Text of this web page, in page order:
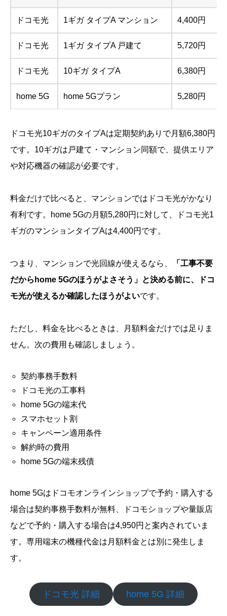
ドコモ光 1ギガ タイプA マンション 4,400円
ドコモ光 1ギガ タイプA 戸建て 5,720円
ドコモ光 10ギガ タイプA 6,380円
home 5G home 5Gプラン 5,280円
ドコモ光10ギガのタイプAは定期契約ありで月額6,380円
です。10ギガは戸建て・マンション同額で、提供エリア
や対応機器の確認が必要です。
料金だけで比べると、マンションではドコモ光がかなり
有利です。home 5Gの月額5,280円に対して、ドコモ光1
ギガのマンションタイプAは4,400円です。
つまり、マンションで光回線が使えるなら、
「工事不要
だからhome 5Gのほうがよさそう」と決める前に、ドコ
モ光が使えるか確認したほうがよいです。
ただし、料金を比べるときは、月額料金だけでは足りま
せん。次の費用も確認しましょう。
契約事務手数料
ドコモ光の工事料
home 5Gの端末代
スマホセット割
キャンペーン適用条件
解約時の費用
home 5Gの端末残債
home 5Gはドコモオンラインショップで予約・購入する
場合は契約事務手数料が無料、ドコモショップや量販店
などで予約・購入する場合は4,950円と案内されていま
す。専用端末の機種代金は月額料金とは別に発生しま
す。
ドコモ光 詳細 home 5G 詳細